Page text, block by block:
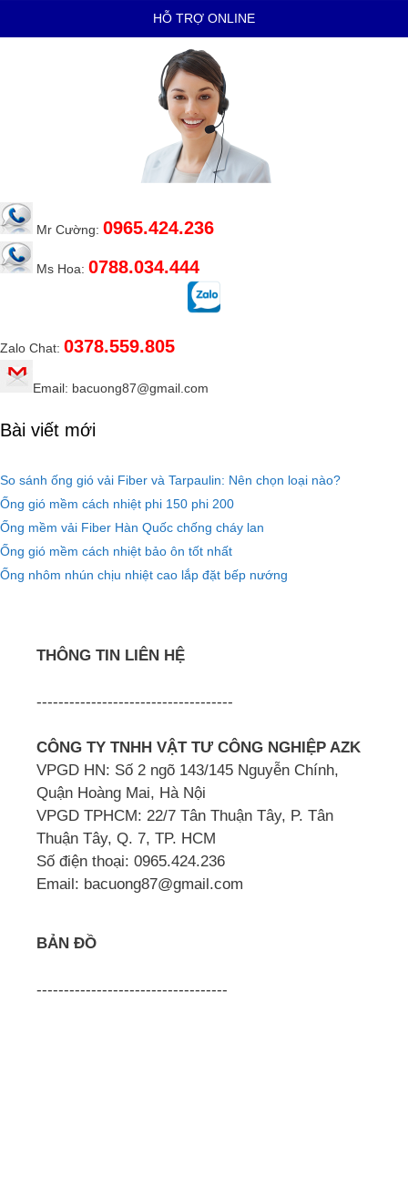
HỖ TRỢ ONLINE
Mr Cường: 0965.424.236
Ms Hoa: 0788.034.444
Zalo Chat: 0378.559.805
Email: bacuong87@gmail.com
Bài viết mới
So sánh ống gió vải Fiber và Tarpaulin: Nên chọn loại nào?
Ống gió mềm cách nhiệt phi 150 phi 200
Ống mềm vải Fiber Hàn Quốc chống cháy lan
Ống gió mềm cách nhiệt bảo ôn tốt nhất
Ống nhôm nhún chịu nhiệt cao lắp đặt bếp nướng
THÔNG TIN LIÊN HỆ
------------------------------------
CÔNG TY TNHH VẬT TƯ CÔNG NGHIỆP AZK
VPGD HN: Số 2 ngõ 143/145 Nguyễn Chính,
Quận Hoàng Mai, Hà Nội
VPGD TPHCM: 22/7 Tân Thuận Tây, P. Tân
Thuận Tây, Q. 7, TP. HCM
Số điện thoại: 0965.424.236
Email: bacuong87@gmail.com
BẢN ĐỒ
-----------------------------------